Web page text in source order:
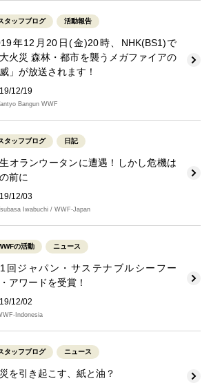
タッフブログ 活動報告
年12月20日(金)20時、NHK(BS1)で
大火災 森林・都市を襲うメガファイアの
」が放送されます！
12/19
Bangun WWF
タッフブログ 日記
オランウータンに遭遇！しかし危機は
前に
12/03
Iwabuchi / WWF-Japan
の活動 ニュース
回ジャパン・サステナブルシーフー
・アワードを受賞！
12/02
Indonesia
タッフブログ ニュース
を引き起こす、紙と油？